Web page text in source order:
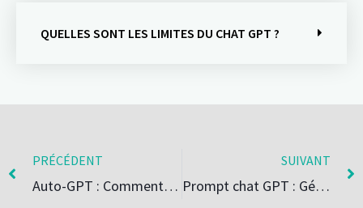
QUELLES SONT LES LIMITES DU CHAT GPT ?
PRÉCÉDENT
Auto-GPT : Comment il fonctionne et pourquoi vous devriez vous y intéresse
SUIVANT
Prompt chat GPT : Générateur de posts Instagram